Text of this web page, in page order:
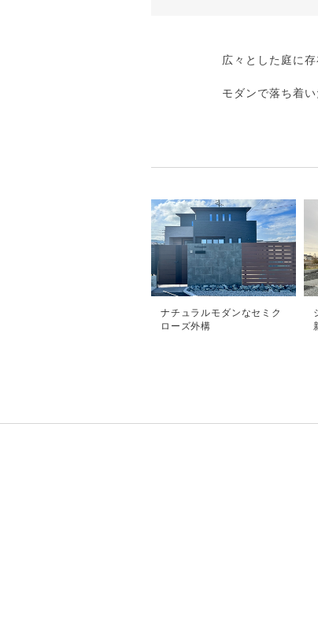
広々とした庭に
モダンで落ち着
ナチュラルモダンなセミク
ローズ外構